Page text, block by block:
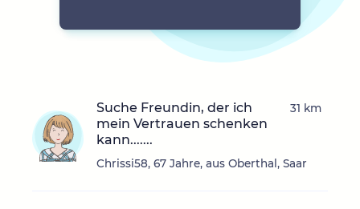
Suche Freundin, der ich
mein Vertrauen schenken
kann.......
Chrissi58, 67 Jahre, aus Oberthal, Saar
31 km